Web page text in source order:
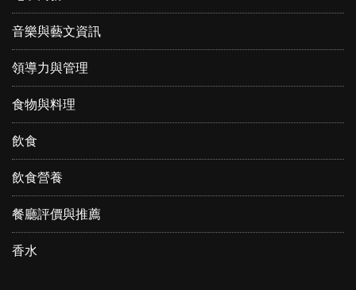
音樂與藝文資訊
領導力與管理
食物與料理
飲食
飲食營養
餐廳評價與推薦
香水